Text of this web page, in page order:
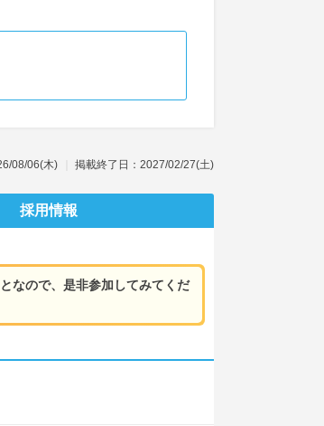
08/06(木) 掲載終了日：2027/02/27(土)
採用情報
なので、是非参加してみてくだ